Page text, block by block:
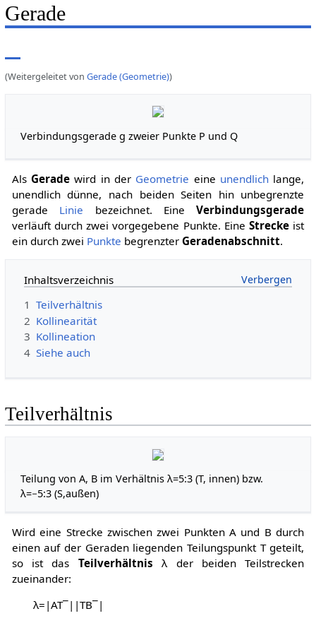
Gerade
(Weitergeleitet von Gerade (Geometrie))
Verbindungsgerade g zweier Punkte P und Q
AlsGerade wird in der Geometrie eine unendlichlange,
unendlich dünne, nach beiden Seiten hin unbegrenzte
gerade Linie bezeichnet. EineVerbindungsgerade
verläuft durch zwei vorgegebene Punkte. Eine Streckeist
ein durch zwei Punkte begrenzter Geradenabschnitt.
Inhaltsverzeichnis
1 Teilverhältnis
2 Kollinearität
3 Kollineation
4 Siehe auch
Teilverhältnis
Teilung von A, B im Verhältnisλ=5:3 (T, innen) bzw.
λ=−5:3 (S,außen)
Wird eine Strecke zwischen zwei PunktenA und B durch
einen auf der Geraden liegenden Teilungspunkt Tgeteilt,
so ist das Teilverhältnis λ der beiden Teilstrecken
zueinander:
λ= |AT‾| |TB‾|